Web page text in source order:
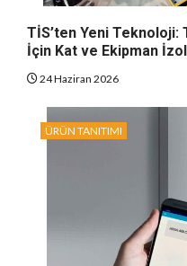
TİS’ten Yeni Teknoloji:
İçin Kat ve Ekipman
24 Haziran 2026
ÜRÜN TANITIMI